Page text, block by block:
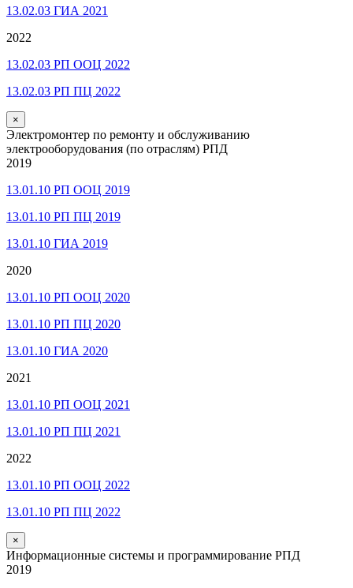
13.02.03 ГИА 2021
2022
13.02.03 РП ООЦ 2022
13.02.03 РП ПЦ 2022
×
Электромонтер по ремонту и обслуживанию
электрооборудования (по отраслям) РПД
2019
13.01.10 РП ООЦ 2019
13.01.10 РП ПЦ 2019
13.01.10 ГИА 2019
2020
13.01.10 РП ООЦ 2020
13.01.10 РП ПЦ 2020
13.01.10 ГИА 2020
2021
13.01.10 РП ООЦ 2021
13.01.10 РП ПЦ 2021
2022
13.01.10 РП ООЦ 2022
13.01.10 РП ПЦ 2022
×
Информационные системы и программирование РПД
2019